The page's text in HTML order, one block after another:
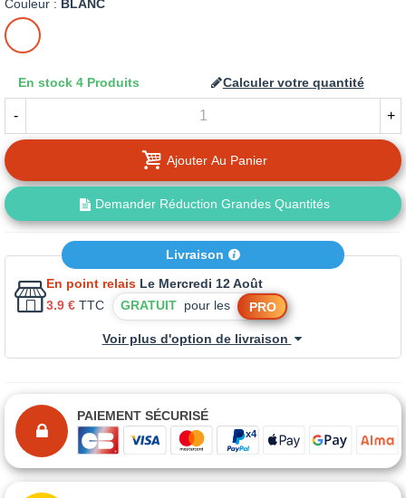
Couleur : BLANC
BLANC
En stock 4 Produits Calculer votre quantité
- +
Ajouter Au Panier
Demander Réduction Grandes Quantités
Livraison
En point relais Le Mercredi 12 Août
3.9 € TTC GRATUIT pour les PRO
Voir plus d'option de livraison
PAIEMENT SÉCURISÉ